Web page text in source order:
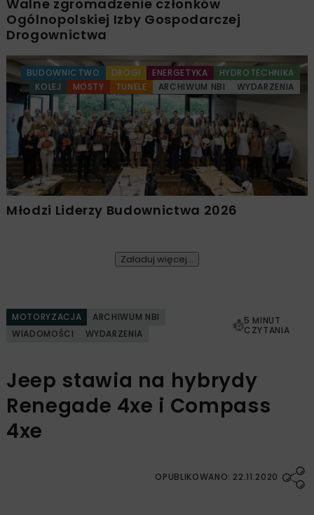
Walne zgromadzenie członków
Ogólnopolskiej Izby Gospodarczej
Drogownictwa
BUDOWNICTWO DROGI ENERGETYKA
HYDROTECHNIKA
KOLEJ
MOSTY TUNELE ARCHIWUM NBI WYDARZENIA
Młodzi Liderzy Budownictwa 2026
Załaduj więcej...
MOTORYZACJA
ARCHIWUM NBI
WIADOMOŚCI
WYDARZENIA
5 MINUT
CZYTANIA
Jeep stawia na hybrydy
Renegade 4xe i Compass
4xe
OPUBLIKOWANO: 22.11.2020